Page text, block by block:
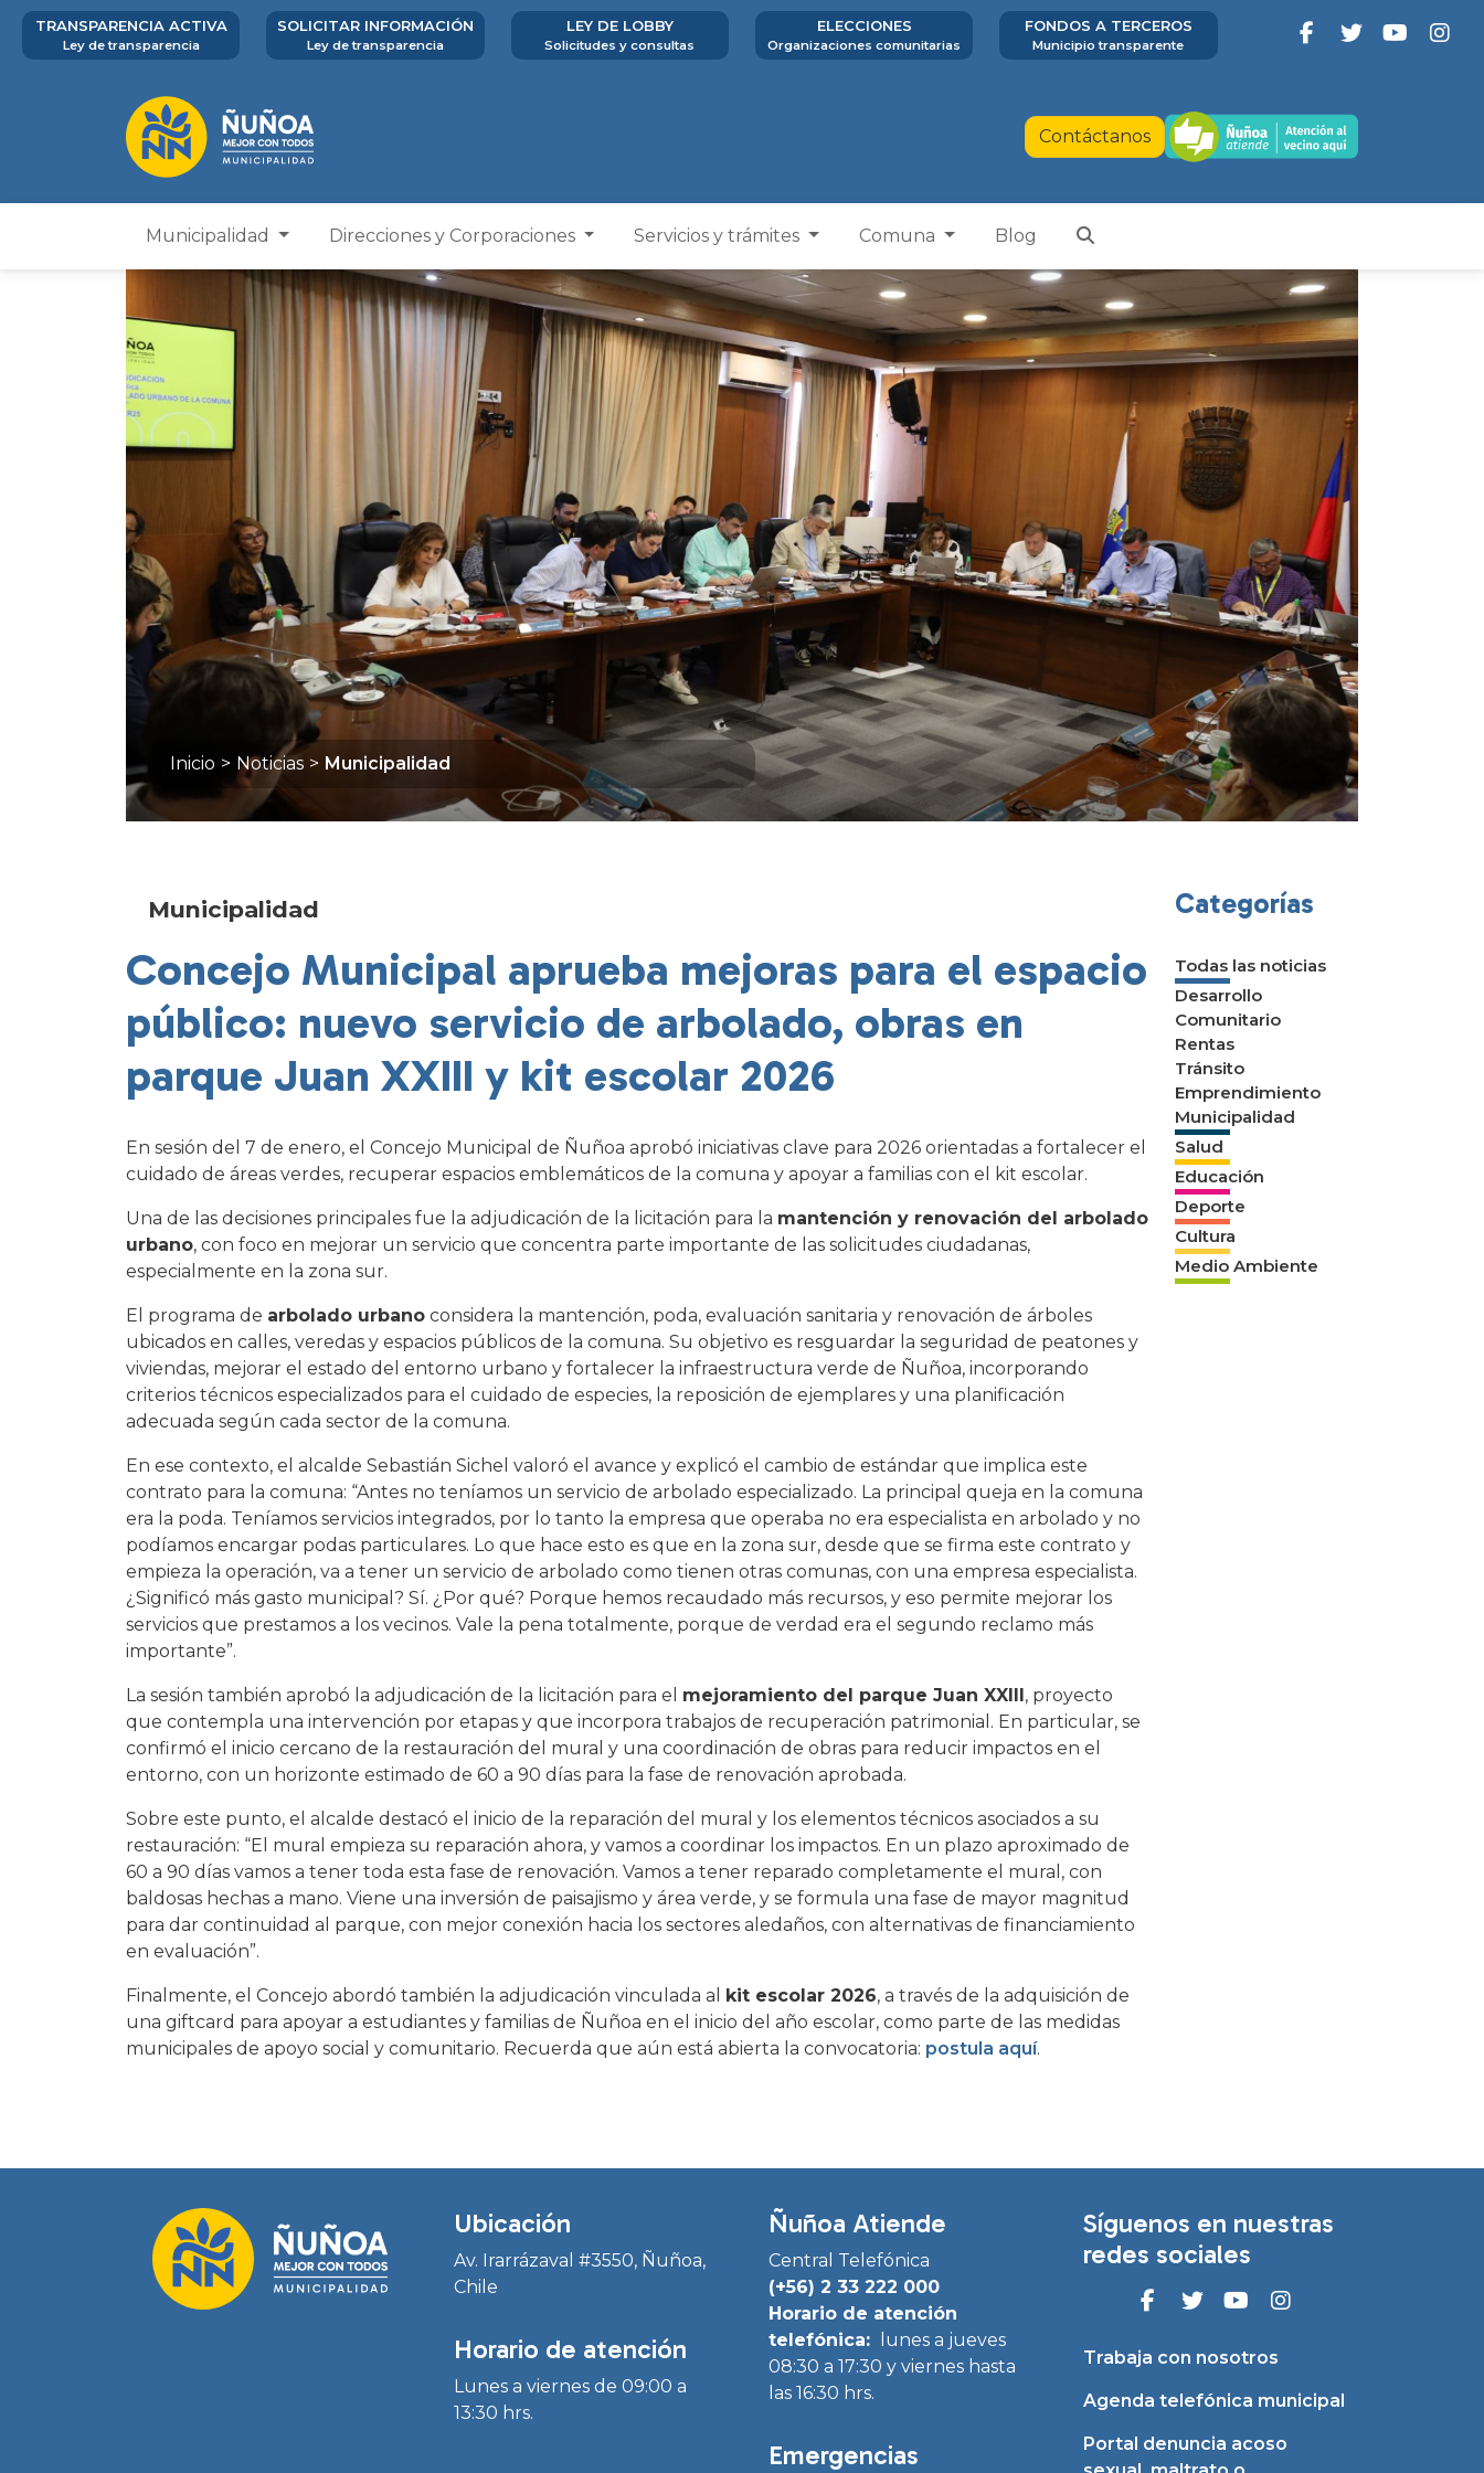
TRANSPARENCIA ACTIVA
Ley de transparencia
SOLICITAR INFORMACIÓN
Ley de transparencia
LEY DE LOBBY
Solicitudes y consultas
ELECCIONES
Organizaciones comunitarias
FONDOS A TERCEROS
Municipio transparente
Contáctanos
Municipalidad Direcciones y Corporaciones Servicios y trámites Comuna Blog
Inicio > Noticias > Municipalidad
Municipalidad
Concejo Municipal aprueba mejoras para el espacio
público: nuevo servicio de arbolado, obras en
parque Juan XXIII y kit escolar 2026
En sesión del 7 de enero, el Concejo Municipal de Ñuñoa aprobó iniciativas clave para 2026 orientadas a fortalecer el
cuidado de áreas verdes, recuperar espacios emblemáticos de la comuna y apoyar a familias con el kit escolar.
Una de las decisiones principales fue la adjudicación de la licitación para la mantención y renovación del arbolado
urbano, con foco en mejorar un servicio que concentra parte importante de las solicitudes ciudadanas,
especialmente en la zona sur.
El programa de arbolado urbano considera la mantención, poda, evaluación sanitaria y renovación de árboles
ubicados en calles, veredas y espacios públicos de la comuna. Su objetivo es resguardar la seguridad de peatones y
viviendas, mejorar el estado del entorno urbano y fortalecer la infraestructura verde de Ñuñoa, incorporando
criterios técnicos especializados para el cuidado de especies, la reposición de ejemplares y una planificación
adecuada según cada sector de la comuna.
En ese contexto, el alcalde Sebastián Sichel valoró el avance y explicó el cambio de estándar que implica este
contrato para la comuna: “Antes no teníamos un servicio de arbolado especializado. La principal queja en la comuna
era la poda. Teníamos servicios integrados, por lo tanto la empresa que operaba no era especialista en arbolado y no
podíamos encargar podas particulares. Lo que hace esto es que en la zona sur, desde que se firma este contrato y
empieza la operación, va a tener un servicio de arbolado como tienen otras comunas, con una empresa especialista.
¿Significó más gasto municipal? Sí. ¿Por qué? Porque hemos recaudado más recursos, y eso permite mejorar los
servicios que prestamos a los vecinos. Vale la pena totalmente, porque de verdad era el segundo reclamo más
importante”.
La sesión también aprobó la adjudicación de la licitación para el mejoramiento del parque Juan XXIII, proyecto
que contempla una intervención por etapas y que incorpora trabajos de recuperación patrimonial. En particular, se
confirmó el inicio cercano de la restauración del mural y una coordinación de obras para reducir impactos en el
entorno, con un horizonte estimado de 60 a 90 días para la fase de renovación aprobada.
Sobre este punto, el alcalde destacó el inicio de la reparación del mural y los elementos técnicos asociados a su
restauración: “El mural empieza su reparación ahora, y vamos a coordinar los impactos. En un plazo aproximado de
60 a 90 días vamos a tener toda esta fase de renovación. Vamos a tener reparado completamente el mural, con
baldosas hechas a mano. Viene una inversión de paisajismo y área verde, y se formula una fase de mayor magnitud
para dar continuidad al parque, con mejor conexión hacia los sectores aledaños, con alternativas de financiamiento
en evaluación”.
Finalmente, el Concejo abordó también la adjudicación vinculada al kit escolar 2026, a través de la adquisición de
una giftcard para apoyar a estudiantes y familias de Ñuñoa en el inicio del año escolar, como parte de las medidas
municipales de apoyo social y comunitario. Recuerda que aún está abierta la convocatoria: postula aquí.
Categorías
Todas las noticias
Desarrollo
Comunitario
Rentas
Tránsito
Emprendimiento
Municipalidad
Salud
Educación
Deporte
Cultura
Medio Ambiente
Ubicación
Av. Irarrázaval #3550, Ñuñoa,
Chile
Horario de atención
Lunes a viernes de 09:00 a
13:30 hrs.
Ñuñoa Atiende
Central Telefónica
(+56) 2 33 222 000
Horario de atención
telefónica:
lunes a jueves
08:30 a 17:30 y viernes hasta
las 16:30 hrs.
Emergencias
Síguenos en nuestras
redes sociales
Trabaja con nosotros
Agenda telefónica municipal
Portal denuncia acoso